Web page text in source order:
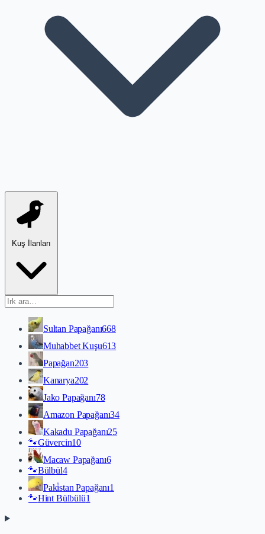
Kuş İlanları
Sultan Papağanı668
Muhabbet Kuşu613
Papağan203
Kanarya202
Jako Papağanı78
Amazon Papağanı34
Kakadu Papağanı25
🐾Güvercin10
Macaw Papağanı6
🐾Bülbül4
Paki̇stan Papağanı1
🐾Hint Bülbülü1